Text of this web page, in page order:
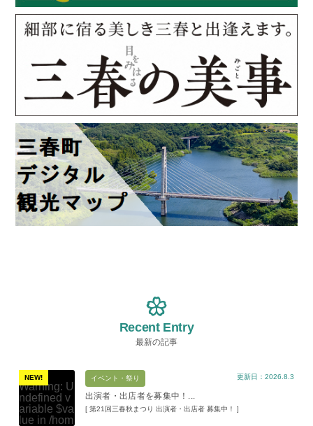
Recent Entry
最新の記事
NEW!
Warning: U
ndefined v
ariable $va
lue in /hom
イベント・祭り
出演者・出店者を募集中！...
[ 第21回三春秋まつり 出演者・出店者 募集中！ ]
更新日：2026.8.3